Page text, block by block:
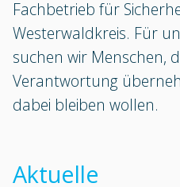
Fachbetrieb für
Westerwaldkreis. Für
suchen wir Menschen,
Verantwortung
dabei bleiben wollen.
Aktuelle